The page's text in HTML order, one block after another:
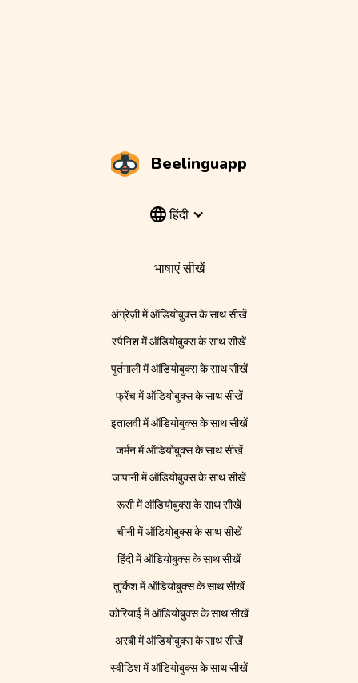
Beelinguapp
हिंदी
भाषाएं सीखें
अंग्रेज़ी में ऑडियोबुक्स के साथ सीखें
स्पैनिश में ऑडियोबुक्स के साथ सीखें
पुर्तगाली में ऑडियोबुक्स के साथ सीखें
फ्रेंच में ऑडियोबुक्स के साथ सीखें
इतालवी में ऑडियोबुक्स के साथ सीखें
जर्मन में ऑडियोबुक्स के साथ सीखें
जापानी में ऑडियोबुक्स के साथ सीखें
रूसी में ऑडियोबुक्स के साथ सीखें
चीनी में ऑडियोबुक्स के साथ सीखें
हिंदी में ऑडियोबुक्स के साथ सीखें
तुर्किश में ऑडियोबुक्स के साथ सीखें
कोरियाई में ऑडियोबुक्स के साथ सीखें
अरबी में ऑडियोबुक्स के साथ सीखें
स्वीडिश में ऑडियोबुक्स के साथ सीखें